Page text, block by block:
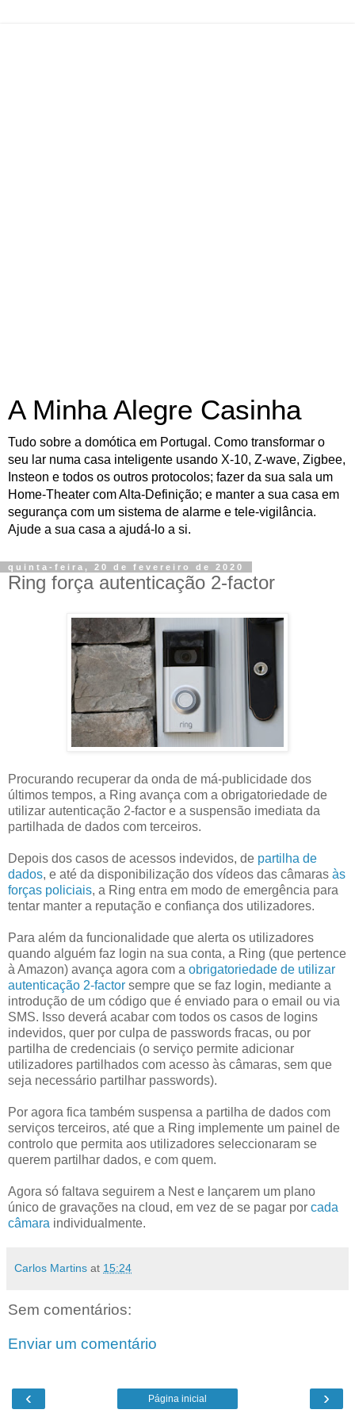
A Minha Alegre Casinha
Tudo sobre a domótica em Portugal. Como transformar o
seu lar numa casa inteligente usando X-10, Z-wave, Zigbee,
Insteon e todos os outros protocolos; fazer da sua sala um
Home-Theater com Alta-Definição; e manter a sua casa em
segurança com um sistema de alarme e tele-vigilância.
Ajude a sua casa a ajudá-lo a si.
quinta-feira, 20 de fevereiro de 2020
Ring força autenticação 2-factor
Procurando recuperar da onda de má-publicidade dos
últimos tempos, a Ring avança com a obrigatoriedade de
utilizar autenticação 2-factor e a suspensão imediata da
partilhada de dados com terceiros.
Depois dos casos de acessos indevidos, de partilha de
dados, e até da disponibilização dos vídeos das câmaras às
forças policiais, a Ring entra em modo de emergência para
tentar manter a reputação e confiança dos utilizadores.
Para além da funcionalidade que alerta os utilizadores
quando alguém faz login na sua conta, a Ring (que pertence
à Amazon) avança agora com a obrigatoriedade de utilizar
autenticação 2-factor sempre que se faz login, mediante a
introdução de um código que é enviado para o email ou via
SMS. Isso deverá acabar com todos os casos de logins
indevidos, quer por culpa de passwords fracas, ou por
partilha de credenciais (o serviço permite adicionar
utilizadores partilhados com acesso às câmaras, sem que
seja necessário partilhar passwords).
Por agora fica também suspensa a partilha de dados com
serviços terceiros, até que a Ring implemente um painel de
controlo que permita aos utilizadores seleccionaram se
querem partilhar dados, e com quem.
Agora só faltava seguirem a Nest e lançarem um plano
único de gravações na cloud, em vez de se pagar por cada
câmara individualmente.
Carlos Martins at 15:24
Sem comentários:
Enviar um comentário
‹ ›
Página inicial